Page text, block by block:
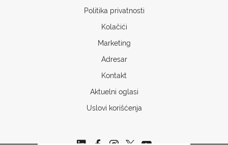
Politika privatnosti
Kolačići
Marketing
Adresar
Kontakt
Aktuelni oglasi
Uslovi korišćenja